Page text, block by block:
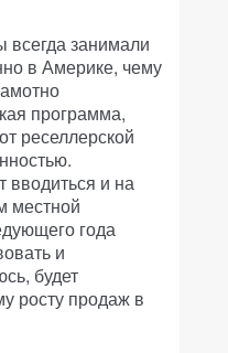
всегда занимали
в Америке, чему
программа,
реселлерской
вводиться и на
местной
года
и
будет
росту продаж в